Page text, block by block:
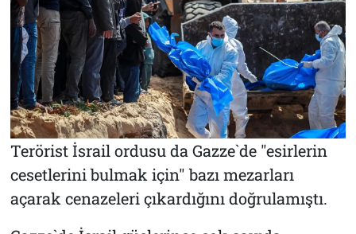
Terörist İsrail ordusu da Gazze`de "esirlerin
cesetlerini bulmak için" bazı mezarları
açarak cenazeleri çıkardığını doğrulamıştı.